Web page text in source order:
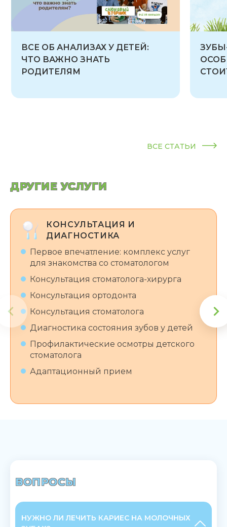
ВСЕ ОБ АНАЛИЗАХ У ДЕТЕЙ:
ЧТО ВАЖНО ЗНАТЬ
РОДИТЕЛЯМ
ВСЕ СТАТЬИ
ДРУГИЕ УСЛУГИ
КОНСУЛЬТАЦИЯ И
ДИАГНОСТИКА
Первое впечатление: комплекс услуг
для знакомства со стоматологом
Консультация стоматолога-хирурга
Консультация ортодонта
Консультация стоматолога
Диагностика состояния зубов у детей
Профилактические осмотры детского
стоматолога
Адаптационный прием
ВОПРОСЫ
НУЖНО ЛИ ЛЕЧИТЬ КАРИЕС НА МОЛОЧНЫХ